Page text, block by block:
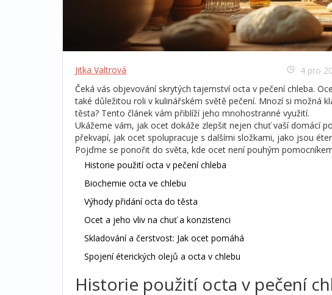
Jitka Valtrová 4 pro
Čeká vás objevování skrytých tajemství octa v pečení chleba.
také důležitou roli v kulinářském světě pečení. Mnozí si možná
těsta? Tento článek vám přiblíží jeho mnohostranné využití.
Ukážeme vám, jak ocet dokáže zlepšit nejen chuť vaší domácí
překvapí, jak ocet spolupracuje s dalšími složkami, jako jsou
Pojďme se ponořit do světa, kde ocet není pouhým
Historie použití octa v pečení chleba
Biochemie octa ve chlebu
Výhody přidání octa do těsta
Ocet a jeho vliv na chuť a konzistenci
Skladování a čerstvost: Jak ocet pomáhá
Spojení éterických olejů a octa v chlebu
Historie použití octa v pečení